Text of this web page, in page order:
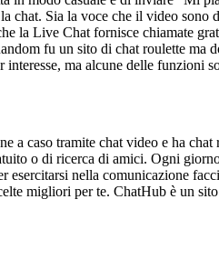
chat. Sia la voce che il video
la Live Chat fornisce chiamate
fu un sito di chat roulette ma
interesse, ma alcune delle funzioni
a caso tramite chat video e ha
o di ricerca di amici. Ogni
esercitarsi nella comunicazione
migliori per te. ChatHub è un